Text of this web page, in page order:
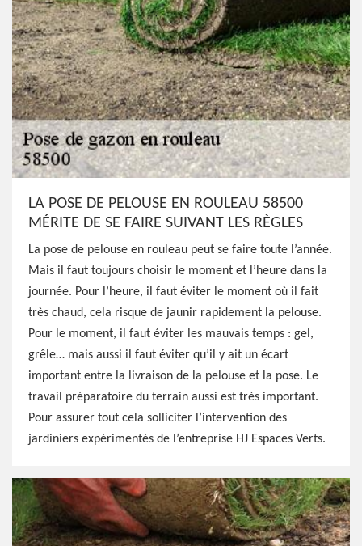
LA POSE DE PELOUSE EN ROULEAU 58500
MÉRITE DE SE FAIRE SUIVANT LES RÈGLES
La pose de pelouse en rouleau peut se faire toute l’année.
Mais il faut toujours choisir le moment et l’heure dans la
journée. Pour l’heure, il faut éviter le moment où il fait
très chaud, cela risque de jaunir rapidement la pelouse.
Pour le moment, il faut éviter les mauvais temps : gel,
grêle… mais aussi il faut éviter qu’il y ait un écart
important entre la livraison de la pelouse et la pose. Le
travail préparatoire du terrain aussi est très important.
Pour assurer tout cela solliciter l’intervention des
jardiniers expérimentés de l’entreprise HJ Espaces Verts.